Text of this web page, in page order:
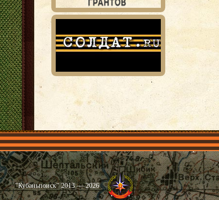
Главная Имена Общественные объединения Проекты
"Кубаньпоиск" 2013 — 2026